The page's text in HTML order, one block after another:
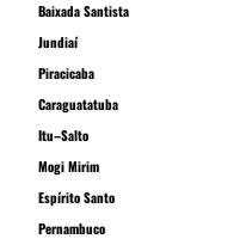
Baixada Santista
Jundiaí
Piracicaba
Caraguatatuba
Itu–Salto
Mogi Mirim
Espírito Santo
Pernambuco